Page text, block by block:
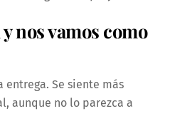
nos vamos como
entrega. Se siente más
aunque no lo parezca a